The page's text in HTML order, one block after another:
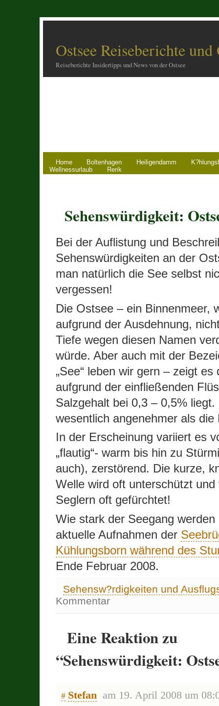
Ostsee Reiseberichte
Reiseberichte Insidertipps und News von der Ostsee
Home Boltenhagen Heiligendamm
Wellnessurlaub
Rerik
Sehenswürdigkeit:
Bei der Auflistung und
Sehenswürdigkeiten an der
man natürlich die See selbst
vergessen!
Die Ostsee – ein Binnenmeer,
aufgrund der Ausdehnung,
Tiefe wegen diesen Namen
würde. Aber auch mit der
„See“ leben wir gern – zeigt es
aufgrund der einfließenden
Salzgehalt bei 0,3 – 0,5% liegt.
wesentlich angenehmer als
In der Erscheinung variiert es
„flautig“- warm bis hin zu
auch), zerstörend. Die kurze,
Welle wird oft unterschützt und
Seglern oft gefürchtet!
Wie stark der Seegang werden
aktuelle Aufnahmen der
Kühlungsborn während des
Ende Februar 2008.
Sehensw?rdigkeiten und
Kommentar
Eine Reaktion zu
“Sehenswürdigkeit:
# Stefan am 19. April 2008 um